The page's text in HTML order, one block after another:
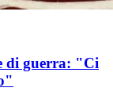
di guerra: "Ci